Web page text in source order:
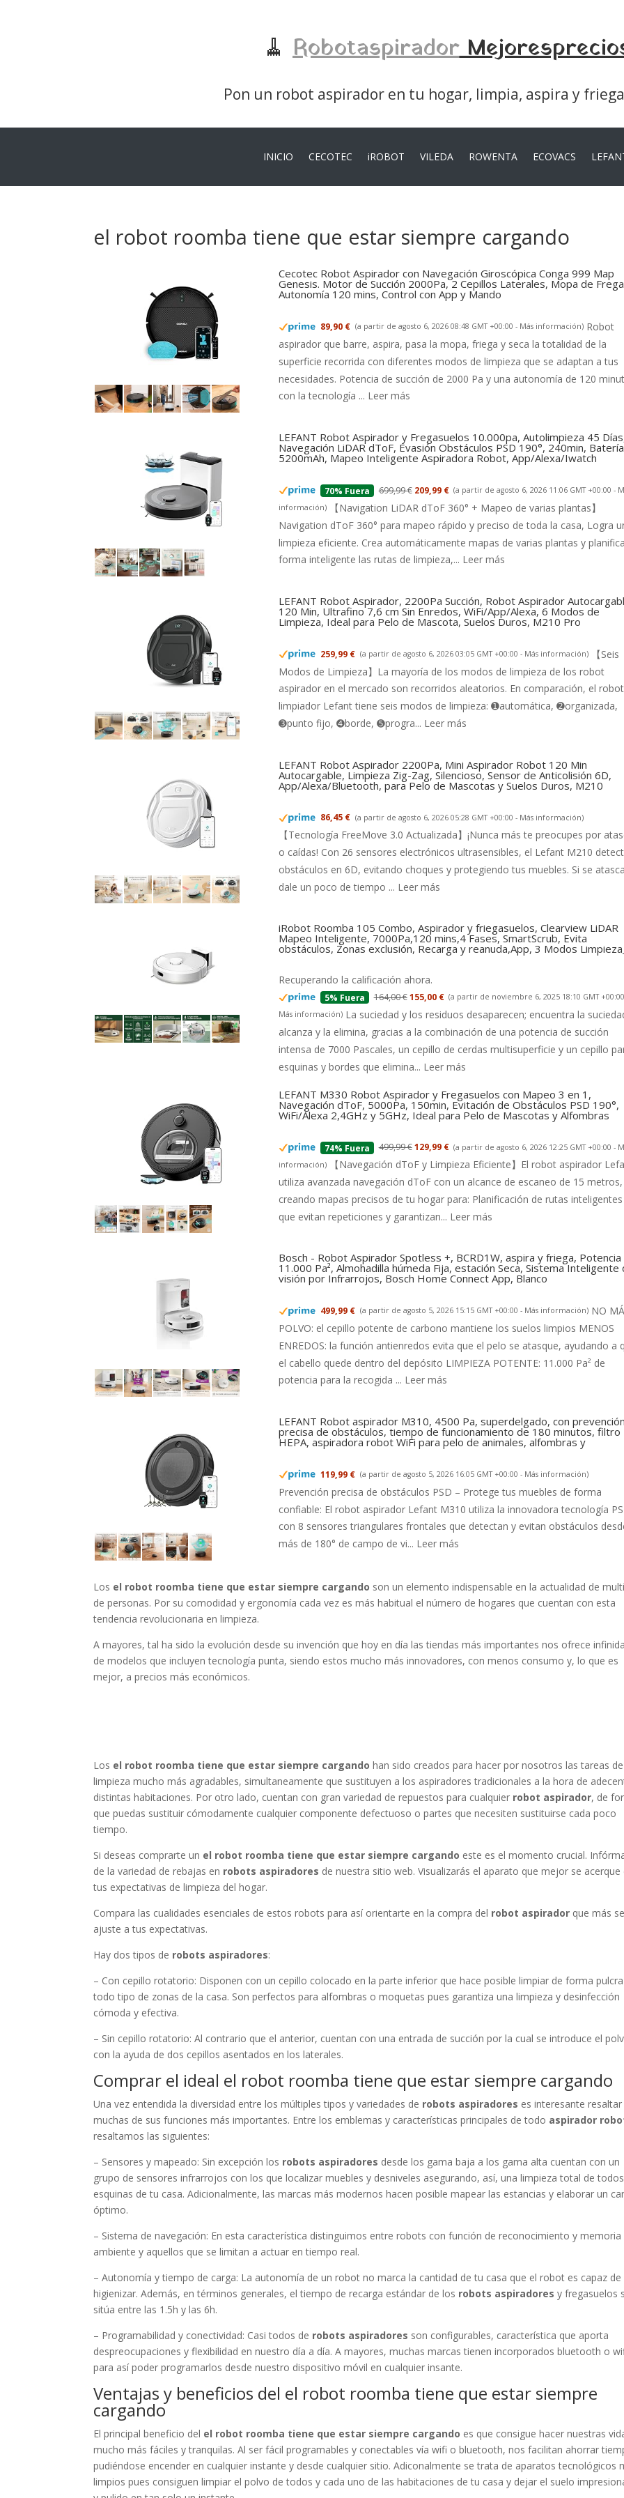
🧹Robotaspirador
Pon un robot aspirador en tu hogar, limpia, aspira y
INICIO CECOTEC iROBOT VILEDA ROWENTA ECOVACS
el robot roomba tiene que estar siempre cargando
Cecotec Robot Aspirador con Navegación Giroscópica Conga 999 Map
Genesis. Motor de Succión 2000Pa, 2 Cepillos Laterales, Mopa de
Autonomía 120 mins, Control con App y Mando
89,90 € (a partir de agosto 6, 2026 08:48 GMT +00:00 - Más información) Robot
aspirador que barre, aspira, pasa la mopa, friega y seca la totalidad de la
superficie recorrida con diferentes modos de limpieza que se adaptan a tus
necesidades. Potencia de succión de 2000 Pa y una autonomía de 120
con la tecnología ... Leer más
LEFANT Robot Aspirador y Fregasuelos 10.000pa, Autolimpieza 45
Navegación LiDAR dToF, Evasión Obstáculos PSD 190°, 240min, Batería
5200mAh, Mapeo Inteligente Aspiradora Robot, App/Alexa/Iwatch
70% Fuera 699,99 € 209,99 € (a partir de agosto 6, 2026 11:06 GMT +00:00 -
información)
【Navigation LiDAR dToF 360° + Mapeo de varias plantas】
Navigation dToF 360° para mapeo rápido y preciso de toda la casa, Logra
limpieza eficiente. Crea automáticamente mapas de varias plantas y
forma inteligente las rutas de limpieza,... Leer más
LEFANT Robot Aspirador, 2200Pa Succión, Robot Aspirador
120 Min, Ultrafino 7,6 cm Sin Enredos, WiFi/App/Alexa, 6 Modos de
Limpieza, Ideal para Pelo de Mascota, Suelos Duros, M210 Pro
259,99 € (a partir de agosto 6, 2026 03:05 GMT +00:00 - Más información)
【Seis
Modos de Limpieza】La mayoría de los modos de limpieza de los robot
aspirador en el mercado son recorridos aleatorios. En comparación, el robot
limpiador Lefant tiene seis modos de limpieza: ➊automática, ➋organizada,
➌punto fijo, ➍borde, ➎progra... Leer más
LEFANT Robot Aspirador 2200Pa, Mini Aspirador Robot 120 Min
Autocargable, Limpieza Zig-Zag, Silencioso, Sensor de Anticolisión 6D,
App/Alexa/Bluetooth, para Pelo de Mascotas y Suelos Duros, M210
86,45 € (a partir de agosto 6, 2026 05:28 GMT +00:00 - Más información)
【Tecnología FreeMove 3.0 Actualizada】¡Nunca más te preocupes por
o caídas! Con 26 sensores electrónicos ultrasensibles, el Lefant M210
obstáculos en 6D, evitando choques y protegiendo tus muebles. Si se
dale un poco de tiempo ... Leer más
iRobot Roomba 105 Combo, Aspirador y friegasuelos, Clearview LiDAR
Mapeo Inteligente, 7000Pa,120 mins,4 Fases, SmartScrub, Evita
obstáculos, Zonas exclusión, Recarga y reanuda,App, 3 Modos
Recuperando la calificación ahora.
5% Fuera 164,00 €155,00 € (a partir de noviembre 6, 2025 18:10 GMT
Más información) La suciedad y los residuos desaparecen; encuentra la
alcanza y la elimina, gracias a la combinación de una potencia de succión
intensa de 7000 Pascales, un cepillo de cerdas multisuperficie y un cepillo
esquinas y bordes que elimina... Leer más
LEFANT M330 Robot Aspirador y Fregasuelos con Mapeo 3 en 1,
Navegación dToF, 5000Pa, 150min, Evitación de Obstáculos PSD 190°,
WiFi/Alexa 2,4GHz y 5GHz, Ideal para Pelo de Mascotas y Alfombras
74% Fuera 499,99 €129,99 € (a partir de agosto 6, 2026 12:25 GMT +00:00 -
información)
【Navegación dToF y Limpieza Eficiente】El robot aspirador
utiliza avanzada navegación dToF con un alcance de escaneo de 15 metros,
creando mapas precisos de tu hogar para: Planificación de rutas inteligentes
que evitan repeticiones y garantizan... Leer más
Bosch - Robot Aspirador Spotless +, BCRD1W, aspira y friega, Potencia
11.000 Pa², Almohadilla húmeda Fija, estación Seca, Sistema Inteligente
visión por Infrarrojos, Bosch Home Connect App, Blanco
499,99 € (a partir de agosto 5, 2026 15:15 GMT +00:00 - Más información) NO
POLVO: el cepillo potente de carbono mantiene los suelos limpios MENOS
ENREDOS: la función antienredos evita que el pelo se atasque, ayudando a
el cabello quede dentro del depósito LIMPIEZA POTENTE: 11.000 Pa² de
potencia para la recogida ... Leer más
LEFANT Robot aspirador M310, 4500 Pa, superdelgado, con prevención
precisa de obstáculos, tiempo de funcionamiento de 180 minutos, filtro
HEPA, aspiradora robot WiFi para pelo de animales, alfombras y
119,99 € (a partir de agosto 5, 2026 16:05 GMT +00:00 - Más información)
Prevención precisa de obstáculos PSD – Protege tus muebles de forma
confiable: El robot aspirador Lefant M310 utiliza la innovadora tecnología
con 8 sensores triangulares frontales que detectan y evitan obstáculos
más de 180° de campo de vi... Leer más
Los el robot roomba tiene que estar siempre cargando son un elemento indispensable en la actualidad de
de personas. Por su comodidad y ergonomía cada vez es más habitual el número de hogares que cuentan con esta
tendencia revolucionaria en limpieza.
A mayores, tal ha sido la evolución desde su invención que hoy en día las tiendas más importantes nos ofrece
de modelos que incluyen tecnología punta, siendo estos mucho más innovadores, con menos consumo y, lo que es
mejor, a precios más económicos.
Los el robot roomba tiene que estar siempre cargando han sido creados para hacer por nosotros las tareas de
limpieza mucho más agradables, simultaneamente que sustituyen a los aspiradores tradicionales a la hora de
distintas habitaciones. Por otro lado, cuentan con gran variedad de repuestos para cualquier robot aspirador, de
que puedas sustituir cómodamente cualquier componente defectuoso o partes que necesiten sustituirse cada poco
tiempo.
Si deseas comprarte un el robot roomba tiene que estar siempre cargando este es el momento crucial.
de la variedad de rebajas en robots aspiradores de nuestra sitio web. Visualizarás el aparato que mejor se acerque
tus expectativas de limpieza del hogar.
Compara las cualidades esenciales de estos robots para así orientarte en la compra del robot aspirador que más se
ajuste a tus expectativas.
Hay dos tipos de robots aspiradores:
– Con cepillo rotatorio: Disponen con un cepillo colocado en la parte inferior que hace posible limpiar de forma pulcra
todo tipo de zonas de la casa. Son perfectos para alfombras o moquetas pues garantiza una limpieza y desinfección
cómoda y efectiva.
– Sin cepillo rotatorio: Al contrario que el anterior, cuentan con una entrada de succión por la cual se introduce el
con la ayuda de dos cepillos asentados en los laterales.
Comprar el ideal el robot roomba tiene que estar siempre cargando
Una vez entendida la diversidad entre los múltiples tipos y variedades de robots aspiradores es interesante resaltar
muchas de sus funciones más importantes. Entre los emblemas y características principales de todo aspirador
resaltamos las siguientes:
– Sensores y mapeado: Sin excepción los robots aspiradores desde los gama baja a los gama alta cuentan con un
grupo de sensores infrarrojos con los que localizar muebles y desniveles asegurando, así, una limpieza total de
esquinas de tu casa. Adicionalmente, las marcas más modernos hacen posible mapear las estancias y elaborar un
óptimo.
– Sistema de navegación: En esta característica distinguimos entre robots con función de reconocimiento y memoria
ambiente y aquellos que se limitan a actuar en tiempo real.
– Autonomía y tiempo de carga: La autonomía de un robot no marca la cantidad de tu casa que el robot es capaz de
higienizar. Además, en términos generales, el tiempo de recarga estándar de los robots aspiradores y fregasuelos
sitúa entre las 1.5h y las 6h.
– Programabilidad y conectividad: Casi todos de robots aspiradores son configurables, característica que aporta
despreocupaciones y flexibilidad en nuestro día a día. A mayores, muchas marcas tienen incorporados bluetooth o
para así poder programarlos desde nuestro dispositivo móvil en cualquier insante.
Ventajas y beneficios del el robot roomba tiene que estar siempre
cargando
El principal beneficio del el robot roomba tiene que estar siempre cargando es que consigue hacer nuestras
mucho más fáciles y tranquilas. Al ser fácil programables y conectables vía wifi o bluetooth, nos facilitan ahorrar
pudiéndose encender en cualquier instante y desde cualquier sitio. Adiconalmente se trata de aparatos tecnológicos
limpios pues consiguen limpiar el polvo de todos y cada uno de las habitaciones de tu casa y dejar el suelo